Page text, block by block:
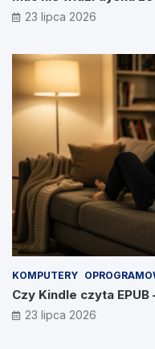
23 lipca 2026
KOMPUTERY
Czy Kindle czyta
23 lipca 2026